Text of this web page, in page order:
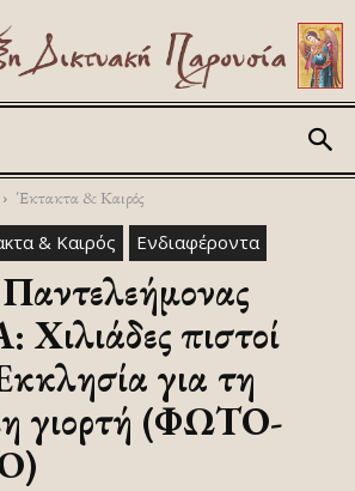
Έκτακτα & Καιρός
& Καιρός Ενδιαφέροντα
πιστοί
για τη
γιορτή (ΦΩΤΟ-